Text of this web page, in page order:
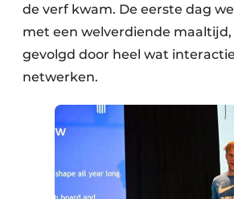
de verf kwam. De eerste dag
met een welverdiende maaltijd,
gevolgd door heel wat
netwerken.